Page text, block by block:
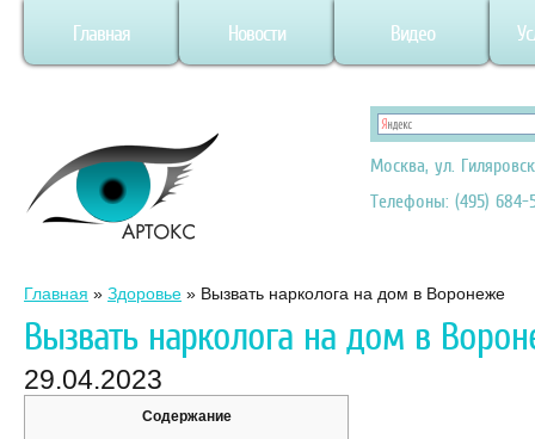
Главная Новости Видео
Москва, ул.
Телефоны: (495) 684-
Главная » Здоровье » Вызвать нарколога на дом в Воронеже
Вызвать нарколога на дом в
29.04.2023
Содержание